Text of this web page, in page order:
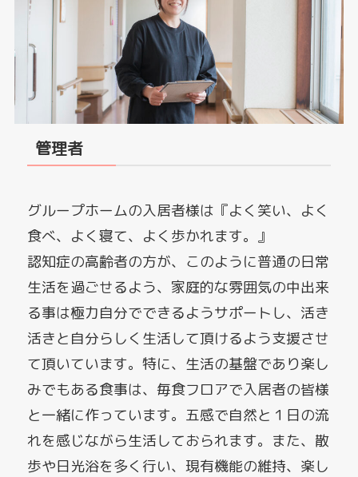
管理者
グループホームの入居者様は『よく笑い、よく
食べ、よく寝て、よく歩かれます。』
認知症の高齢者の方が、このように普通の日常
生活を過ごせるよう、家庭的な雰囲気の中出来
る事は極力自分でできるようサポートし、活き
活きと自分らしく生活して頂けるよう支援させ
て頂いています。特に、生活の基盤であり楽し
みでもある食事は、毎食フロアで入居者の皆様
と一緒に作っています。五感で自然と１日の流
れを感じながら生活しておられます。また、散
歩や日光浴を多く行い、現有機能の維持、楽し